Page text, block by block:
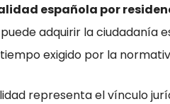
española por
adquirir la ciudadanía
exigido por la
representa el vínculo